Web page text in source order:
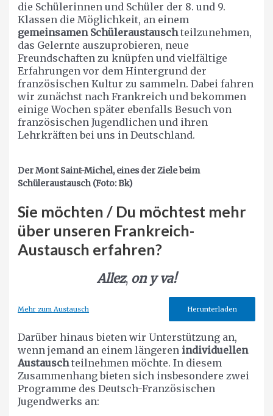
die Schülerinnen und Schüler der 8. und 9.
Klassen die Möglichkeit, an einem
gemeinsamen Schüleraustauschteilzunehmen,
das Gelernte auszuprobieren, neue
Freundschaften zu knüpfen und vielfältige
Erfahrungen vor dem Hintergrund der
französischen Kultur zu sammeln. Dabei fahren
wir zunächst nach Frankreich und bekommen
einige Wochen später ebenfalls Besuch von
französischen Jugendlichen und ihren
Lehrkräften bei uns in Deutschland.
Der Mont Saint-Michel, eines der Ziele beim
Schüleraustausch (Foto: Bk)
Sie möchten / Du möchtest mehr
über unseren Frankreich-
Austausch erfahren?
Allez, on y va!
Mehr zum Austausch Herunterladen
Darüber hinaus bieten wir Unterstützung an,
wenn jemand an einem längeren individuellen
Austauschteilnehmen möchte. In diesem
Zusammenhang bieten sich insbesondere zwei
Programme des Deutsch-Französischen
Jugendwerks an: